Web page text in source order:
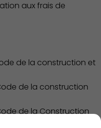
aux frais de
de la construction et
de la construction
de la Construction